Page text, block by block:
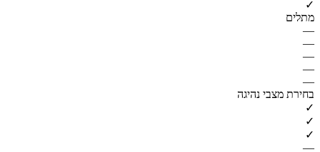
✓
מתלים
—
—
—
—
—
בחירת מצבי נהיגה
✓
✓
✓
—